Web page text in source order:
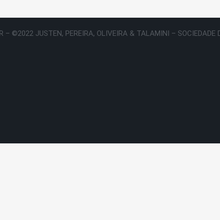
– ©2022 JUSTEN, PEREIRA, OLIVEIRA & TALAMINI – SOCIEDADE